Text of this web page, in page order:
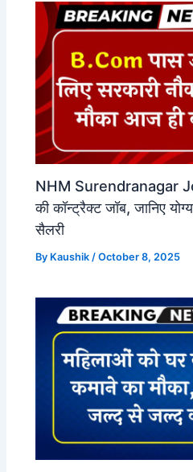
NHM Surendranagar
की कॉन्ट्रैक्ट जॉब, जानिए
सैलरी
By Kaushik/October 8, 2025